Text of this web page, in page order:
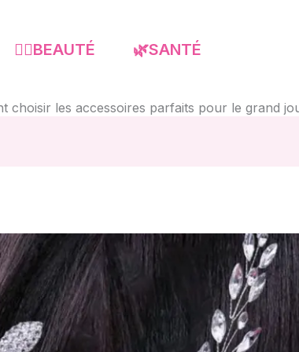
💇‍♀️BEAUTÉ 🌿SANTÉ
choisir les accessoires parfaits pour le grand